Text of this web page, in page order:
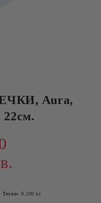
Aura,
22см.
Тегло: 0.200 кг